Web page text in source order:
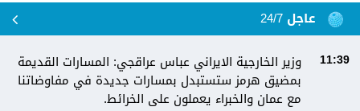
عاجل 24/7
11:39
وزير الخارجية الايراني عباس عراقجي: المسارات القديمة
بمضيق هرمز ستستبدل بمسارات جديدة في مفاوضاتنا
مع عمان والخبراء يعملون على الخرائط.